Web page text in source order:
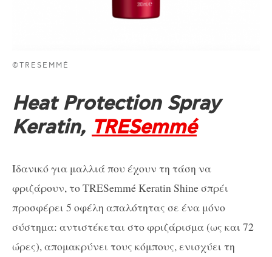
©TRESEMMÉ
Heat Protection Spray
Keratin, TRESemmé
Ιδανικό για μαλλιά που έχουν τη τάση να
φριζάρουν, το TRESemmé Keratin Shine σπρέι
προσφέρει 5 οφέλη απαλότητας σε ένα μόνο
σύστημα: αντιστέκεται στο φριζάρισμα (ως και 72
ώρες), απομακρύνει τους κόμπους, ενισχύει τη